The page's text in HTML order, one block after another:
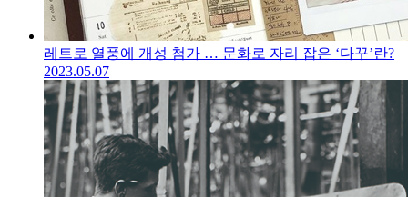
레트로 열풍에 개성 첨가 … 문화로 자리 잡은 ‘다꾸’란?
2023.05.07